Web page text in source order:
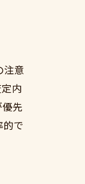
注意
内
先
で